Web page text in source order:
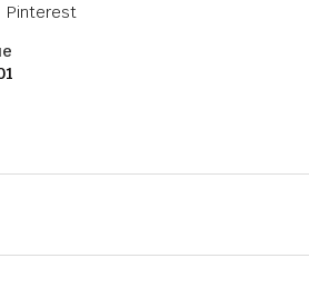
Pinterest